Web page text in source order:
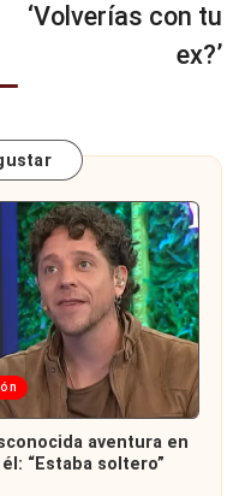
‘Volverías con tu
ex?’
aventura en
“Estaba soltero”